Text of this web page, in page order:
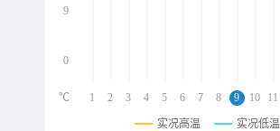
9
0
1 2 3 4 5 6 7 8 9 10 11
℃
实况高温 实况低温